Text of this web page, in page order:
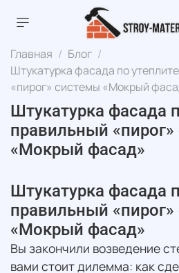
Главная
Блог
Штукатурка фасада по
«пирог» системы «Мокрый
Штукатурка фасада
правильный
«Мокрый фасад»
Штукатурка фасада
правильный
«Мокрый фасад»
Вы закончили возведение
вами стоит дилемма: как